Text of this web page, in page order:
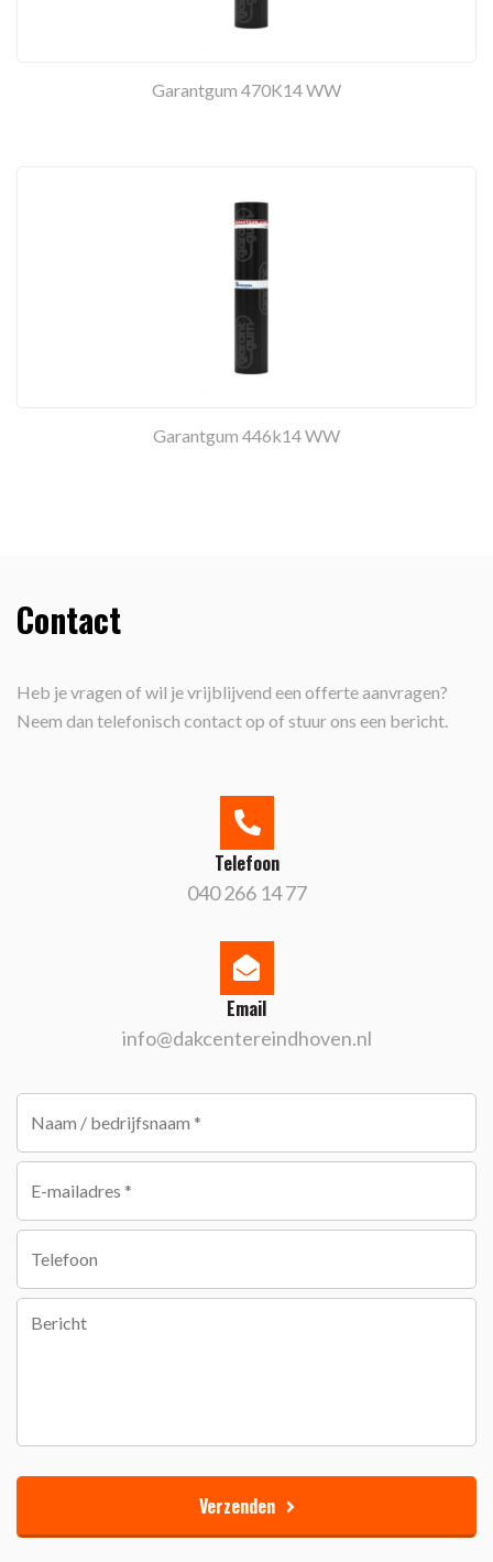
Garantgum 470K14 WW
Garantgum 446k14 WW
Contact
Heb je vragen of wil je vrijblijvend een offerte aanvragen?
Neem dan telefonisch contact op of stuur ons een bericht.
Telefoon
040 266 14 77
Email
info@dakcentereindhoven.nl
Verzenden